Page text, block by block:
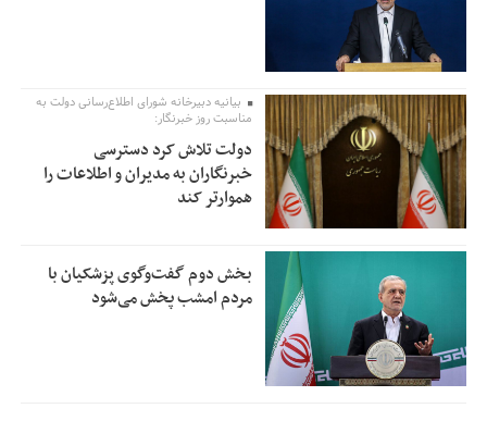
بیانیه دبیرخانه شورای اطلاع‌رسانی دولت به
مناسبت روز خبرنگار:
دولت تلاش کرد دسترسی
خبرنگاران به مدیران و اطلاعات را
هموارتر کند
بخش دوم گفت‌وگوی پزشکیان با
مردم امشب پخش می‌شود